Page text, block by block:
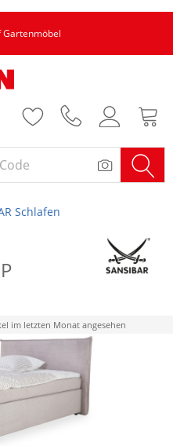
Gartenmöbel
Schlafen
im letzten Monat angesehen